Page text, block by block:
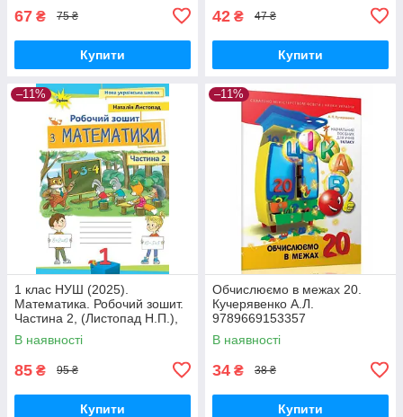
67 ₴ 75 ₴
Купити
42 ₴ 47 ₴
Купити
–11%
1 клас НУШ (2025).
Математика. Робочий зошит.
Частина 2, (Листопад Н.П.),
Оріон
В наявності
85 ₴ 95 ₴
Купити
–11%
Обчислюємо в межах 20.
Кучерявенко А.Л.
9789669153357
В наявності
34 ₴ 38 ₴
Купити